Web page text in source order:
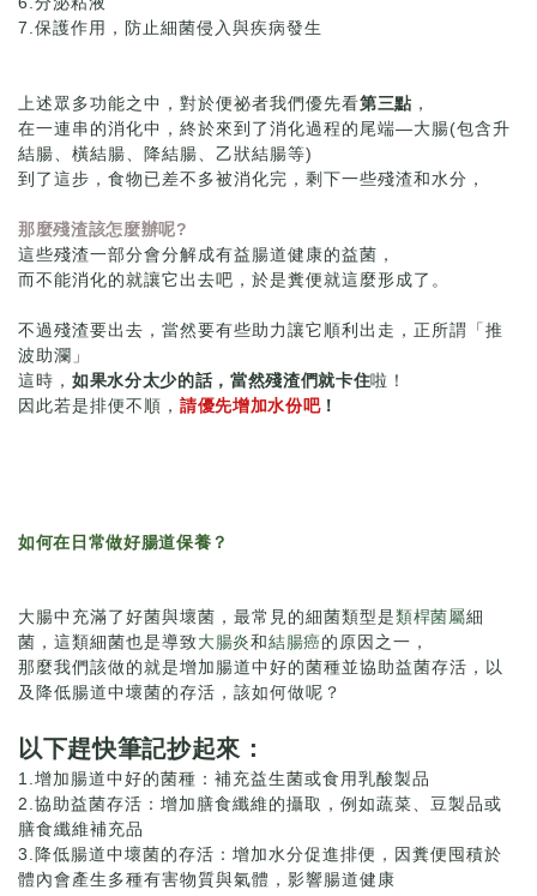
7.保護作用，防止細菌侵入與疾病發生
上述眾多功能之中，對於便祕者我們優先看第三點 ，
在一連串的消化中，終於來到了消化過程的尾端—大腸(包含升
結腸、橫結腸、降結腸、乙狀結腸等)
到了這步，食物已差不多被消化完，剩下一些殘渣和水分，
那麼殘渣該怎麼辦呢?
這些殘渣一部分會分解成有益腸道健康的益菌，
而不能消化的就讓它出去吧，於是糞便就這麼形成了。
不過殘渣要出去，當然要有些助力讓它順利出走，正所謂「推
波助瀾」
這時， 如果水分太少的話，當然殘渣們就卡住啦！
因此若是排便不順， 請優先增加水份吧！
如何在日常做好腸道保養？
大腸中充滿了好菌與壞菌，最常見的細菌類型是類桿菌屬細
菌，這類細菌也是導致大腸炎和結腸癌的原因之一，
那麼我們該做的就是增加腸道中好的菌種並協助益菌存活，以
及降低腸道中壞菌的存活，該如何做呢？
以下趕快筆記抄起來：
1.增加腸道中好的菌種：補充益生菌或食用乳酸製品
2.協助益菌存活：增加膳食纖維的攝取，例如蔬菜、豆製品或
膳食纖維補充品
3.降低腸道中壞菌的存活：增加水分促進排便，因糞便囤積於
體內會產生多種有害物質與氣體，影響腸道健康